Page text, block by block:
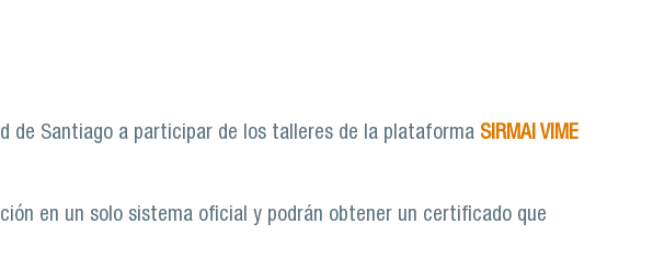
de Santiago a participar de los talleres de la plataforma SIRMAI VIME
en un solo sistema oficial y podrán obtener un certificado que